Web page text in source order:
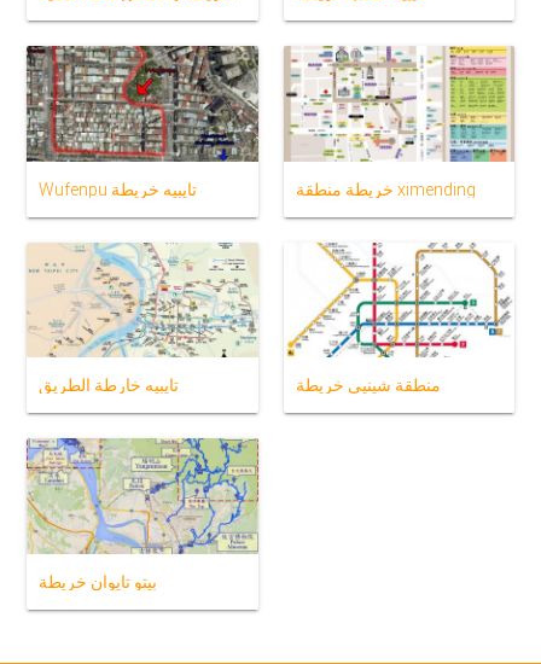
Wufenpu تايبيه خريطة خريطة منطقة ximending
تايبيه خارطة الطريق منطقة شينيى خريطة
بيتو تايوان خريطة